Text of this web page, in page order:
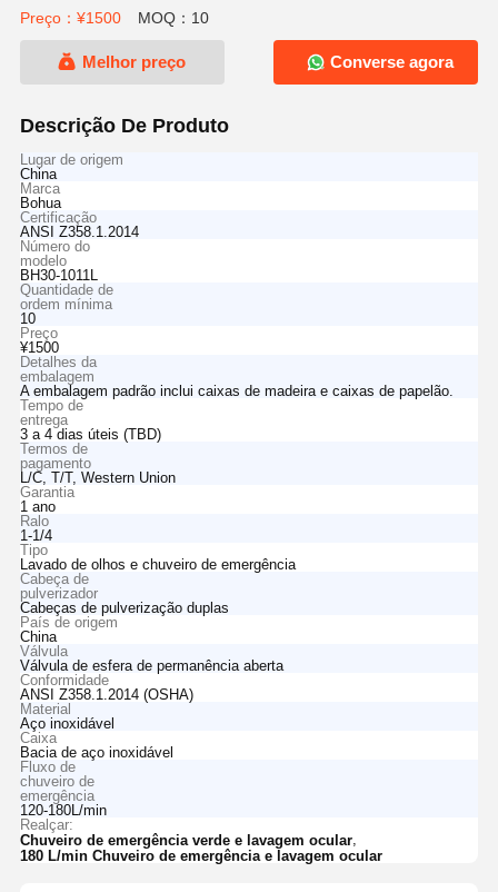
permanentemente aberta e ativação rápida para resposta
Preço：¥1500 MOQ：10
Melhor preço Converse agora
Descrição De Produto
Lugar de origem
China
Marca
Bohua
Certificação
ANSI Z358.1.2014
Número do
modelo
BH30-1011L
Quantidade de
ordem mínima
10
Preço
¥1500
Detalhes da
embalagem
A embalagem padrão inclui caixas de madeira e caixas de papelão.
Tempo de
entrega
3 a 4 dias úteis (TBD)
Termos de
pagamento
L/C, T/T, Western Union
Garantia
1 ano
Ralo
1-1/4
Tipo
Lavado de olhos e chuveiro de emergência
Cabeça de
pulverizador
Cabeças de pulverização duplas
País de origem
China
Válvula
Válvula de esfera de permanência aberta
Conformidade
ANSI Z358.1.2014 (OSHA)
Material
Aço inoxidável
Caixa
Bacia de aço inoxidável
Fluxo de
chuveiro de
emergência
120-180L/min
Realçar:
Chuveiro de emergência verde e lavagem ocular,
180 L/min Chuveiro de emergência e lavagem ocular